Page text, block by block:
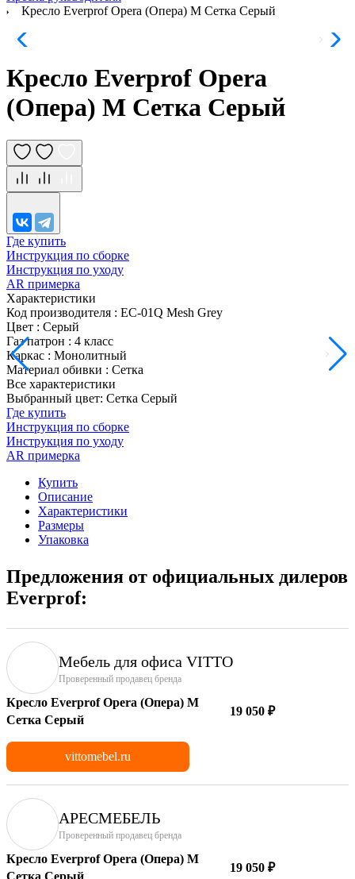
Кресло Everprof Opera (Опера) M Сетка Серый
Кресло Everprof Opera
(Опера) M Сетка Серый
Где купить
Инструкция по сборке
Инструкция по уходу
AR примерка
Характеристики
Код производителя : EC-01Q Mesh Grey
Цвет : Серый
Газ патрон : 4 класс
Каркас : Монолитный
Материал обивки : Сетка
Все характеристики
Выбранный цвет: Сетка Серый
Где купить
Инструкция по сборке
Инструкция по уходу
AR примерка
Купить
Описание
Характеристики
Размеры
Упаковка
Предложения от официальных дилеров
Everprof:
Мебель для офиса VITTO
Проверенный продавец бренда
Кресло Everprof Opera (Опера) M
Сетка Серый
19 050 ₽
vittomebel.ru
АРЕСМЕБЕЛЬ
Проверенный продавец бренда
Кресло Everprof Opera (Опера) M
Сетка Серый
19 050 ₽